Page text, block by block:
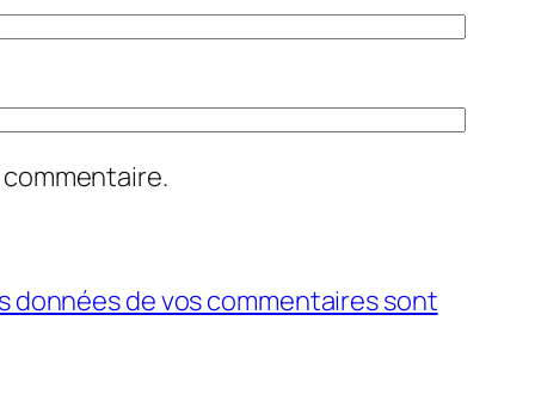
données de vos commentaires sont